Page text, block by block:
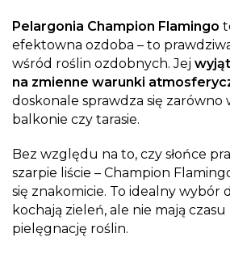
Pelargonia Champion Flamingo
efektowna ozdoba – to
wśród roślin ozdobnych. Jej
na zmienne warunki
doskonale sprawdza się zarówno
balkonie czy tarasie.
Bez względu na to, czy słońce
szarpie liście – Champion
się znakomicie. To idealny wybór
kochają zieleń, ale nie mają
pielęgnację roślin.